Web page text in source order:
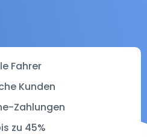
Fahrer
Kunden
Zahlungen
zu 45%